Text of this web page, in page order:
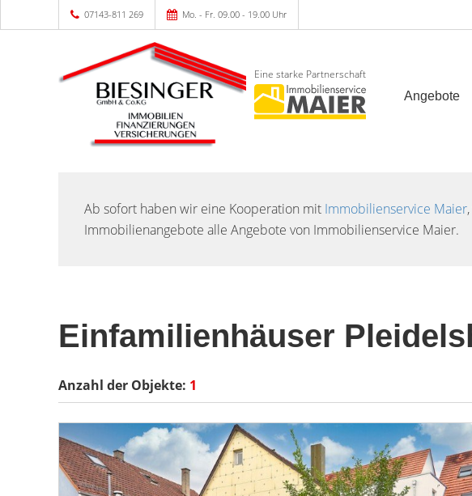
07143-811 269 Mo. - Fr. 09.00 - 19.00 Uhr
Eine starke Partnerschaft
Angebote
Ab sofort haben wir eine Kooperation mit Immobilienservice Maier
Immobilienangebote alle Angebote von Immobilienservice Maier.
Einfamilienhäuser
Anzahl der Objekte: 1